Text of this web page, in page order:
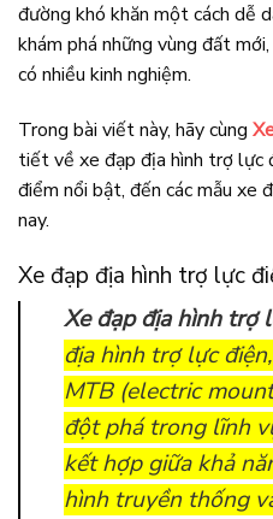
đường khó khăn một cách dễ
khám phá những vùng đất
có nhiều kinh nghiệm.
Trong bài viết này, hãy cùng
tiết về xe đạp địa hình trợ lực
điểm nổi bật, đến các mẫu xe
nay.
Xe đạp địa hình trợ lực
Xe đạp địa hình trợ
địa hình trợ lực
MTB (electric
đột phá trong lĩnh
kết hợp giữa khả
hình truyền thống